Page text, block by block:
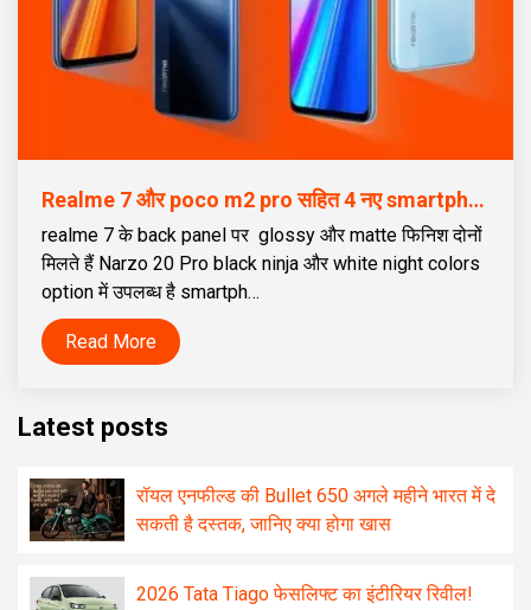
Realme 7 और poco m2 pro सहित 4 नए smartphones की कीमत 15,000 से कम, जिसमें 64MP तक का camera और 6.67 inches तक की डिस्प्ले मिलेगी
realme 7 के back panel पर glossy और matte फिनिश दोनों
मिलते हैं Narzo 20 Pro black ninja और white night colors
option में उपलब्ध है smartph…
Read More
Latest posts
रॉयल एनफील्ड की Bullet 650 अगले महीने भारत में दे
सकती है दस्तक, जानिए क्या होगा खास
2026 Tata Tiago फेसलिफ्ट का इंटीरियर रिवील!